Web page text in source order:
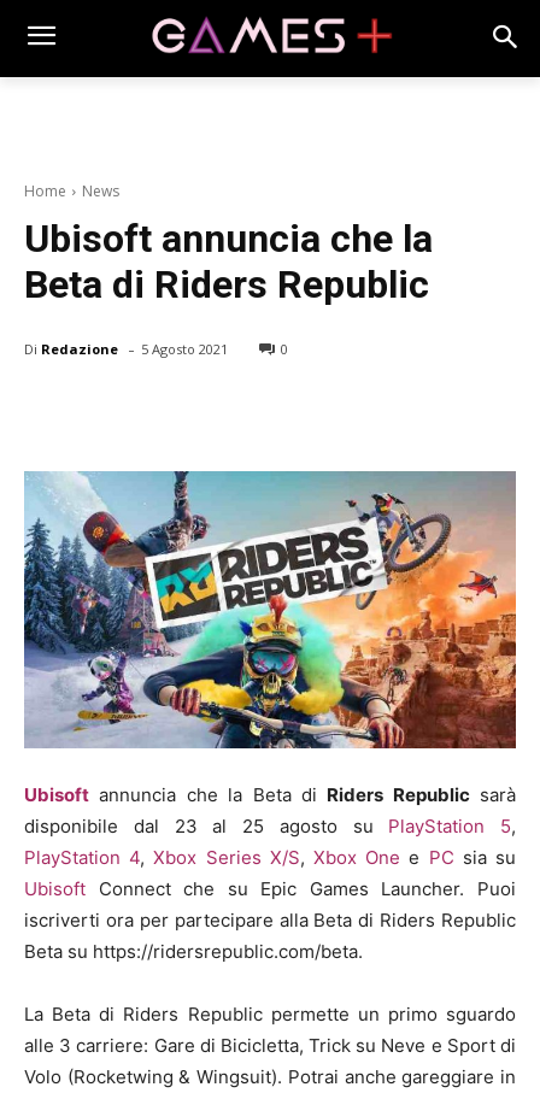
Home News
Ubisoft annuncia che la
Beta di Riders Republic
Di Redazione - 5 Agosto 2021 0
Ubisoft annuncia che la Beta di Riders Republicsarà
disponibile dal 23 al 25 agosto su PlayStation 5,
PlayStation 4,Xbox Series X/S,Xbox One e PC sia su
Ubisoft Connect che su Epic Games Launcher. Puoi
iscriverti ora per partecipare alla Beta di Riders Republic
Beta su https://ridersrepublic.com/beta.
La Beta di Riders Republic permette un primo sguardo
alle 3 carriere: Gare di Bicicletta, Trick su Neve e Sport di
Volo (Rocketwing & Wingsuit). Potrai anche gareggiare in